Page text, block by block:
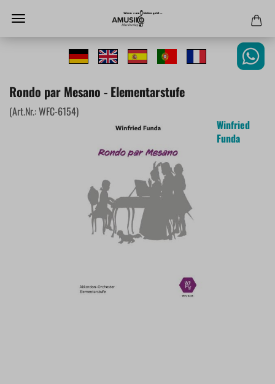
Rondo par Mesano - Elementarstufe
(Art.Nr.:WFC-6154)
Winfried
Funda